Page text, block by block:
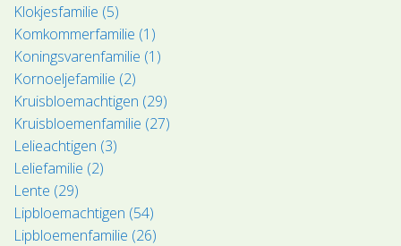
Klokjesfamilie (5)
Komkommerfamilie (1)
Koningsvarenfamilie (1)
Kornoeljefamilie (2)
Kruisbloemachtigen (29)
Kruisbloemenfamilie (27)
Lelieachtigen (3)
Leliefamilie (2)
Lente (29)
Lipbloemachtigen (54)
Lipbloemenfamilie (26)